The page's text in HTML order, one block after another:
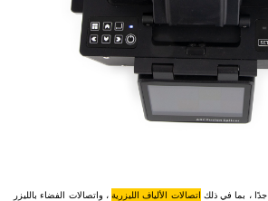
، بما في ذلك اتصالات الألياف الليزرية، واتصالات الفضاء بالليزر